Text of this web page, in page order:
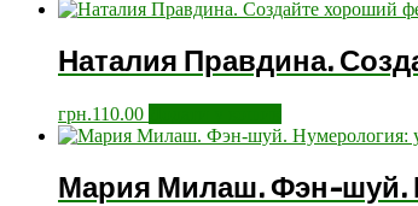
Наталия Правдина.
грн.110.00
Мария Милаш. Фэн-шуй.